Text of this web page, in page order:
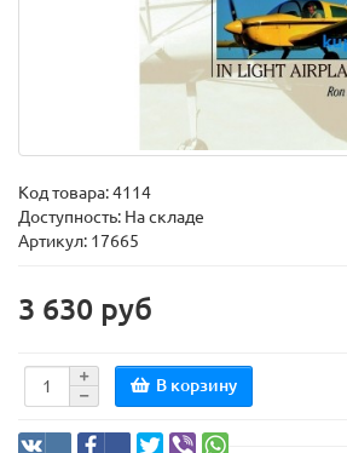
Код товара:4114
Доступность: На складе
Артикул: 17665
3 630 руб
В корзину